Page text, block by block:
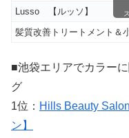
Lusso 【ルッソ】
髪質改善トリートメント
■池袋エリアでカラー
グ
1位： Hills Beauty
ン】